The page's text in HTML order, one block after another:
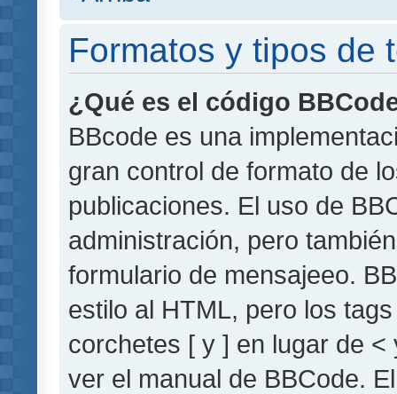
Formatos y tipos de
¿Qué es el código
BBcode es una
gran control de formato de
publicaciones. El uso de
administración, pero
formulario de mensajeeo.
estilo al HTML, pero los
corchetes [ y ] en lugar de
ver el manual de BBCode.